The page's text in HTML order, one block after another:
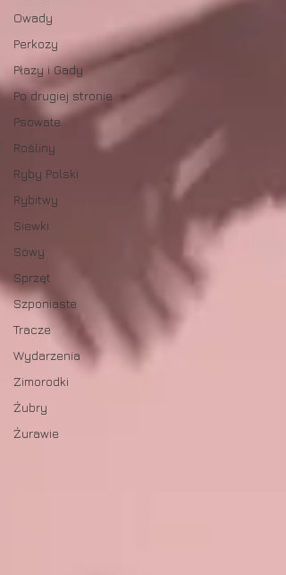
Owady
Perkozy
Płazy i Gady
Po drugiej stronie
Psowate
Rośliny
Ryby Polski
Rybitwy
Siewki
Sowy
Sprzęt
Szponiaste
Tracze
Wydarzenia
Zimorodki
Żubry
Żurawie